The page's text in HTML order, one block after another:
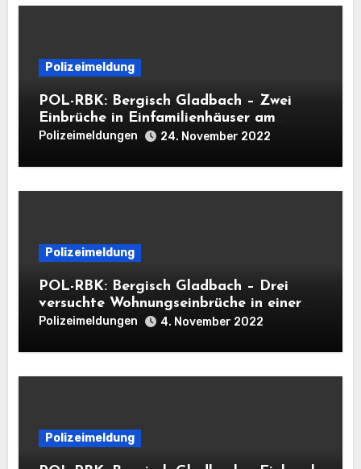
Polizeimeldung
POL-RBK: Bergisch Gladbach – Zwei
Einbrüche in Einfamilienhäuser am
Mittwoch
Polizeimeldungen 24. November 2022
Polizeimeldung
POL-RBK: Bergisch Gladbach – Drei
versuchte Wohnungseinbrüche in einer
Nacht
Polizeimeldungen 4. November 2022
Polizeimeldung